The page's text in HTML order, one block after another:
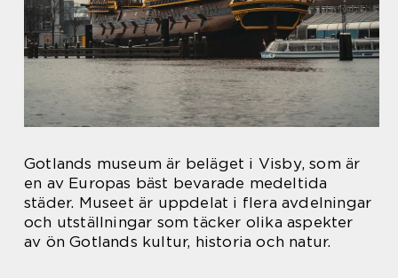
Gotlands museum är beläget i Visby, som är
en av Europas bäst bevarade medeltida
städer. Museet är uppdelat i flera avdelningar
och utställningar som täcker olika aspekter
av ön Gotlands kultur, historia och natur.